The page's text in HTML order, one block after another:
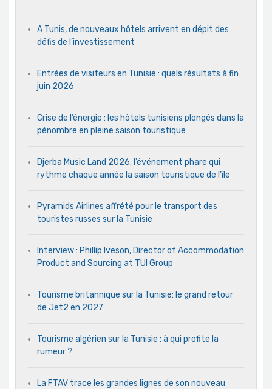
A Tunis, de nouveaux hôtels arrivent en dépit des
défis de l’investissement
Entrées de visiteurs en Tunisie : quels résultats à fin
juin 2026
Crise de l’énergie : les hôtels tunisiens plongés dans la
pénombre en pleine saison touristique
Djerba Music Land 2026: l’événement phare qui
rythme chaque année la saison touristique de l’île
Pyramids Airlines affrété pour le transport des
touristes russes sur la Tunisie
Interview : Phillip Iveson, Director of Accommodation
Product and Sourcing at TUI Group
Tourisme britannique sur la Tunisie: le grand retour
de Jet2 en 2027
Tourisme algérien sur la Tunisie : à qui profite la
rumeur ?
La FTAV trace les grandes lignes de son nouveau